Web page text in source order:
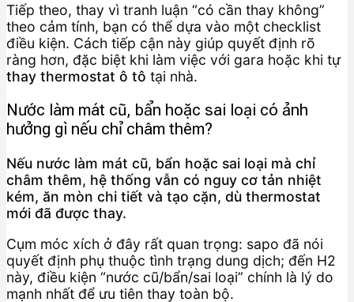
Tiếp theo, thay vì tranh luận “có cần thay không”
theo cảm tính, bạn có thể dựa vào một checklist
điều kiện. Cách tiếp cận này giúp quyết định rõ
ràng hơn, đặc biệt khi làm việc với gara hoặc khi tự
thay thermostat ô tô tại nhà.
Nước làm mát cũ, bẩn hoặc sai loại có ảnh
hưởng gì nếu chỉ châm thêm?
Nếu nước làm mát cũ, bẩn hoặc sai loại mà chỉ
châm thêm, hệ thống vẫn có nguy cơ tản nhiệt
kém, ăn mòn chi tiết và tạo cặn, dù thermostat
mới đã được thay.
Cụm móc xích ở đây rất quan trọng: sapo đã nói
quyết định phụ thuộc tình trạng dung dịch; đến H2
này, điều kiện “nước cũ/bẩn/sai loại” chính là lý do
mạnh nhất để ưu tiên thay toàn bộ.